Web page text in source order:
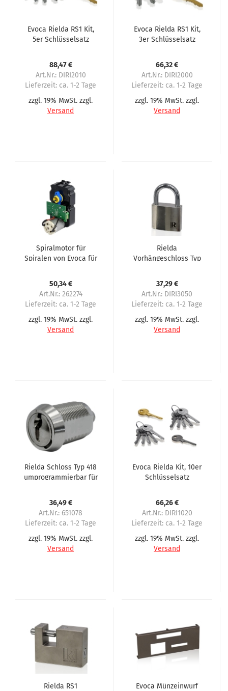
Evoca Rielda RS1 Kit,
5er Schlüsselsatz
88,47 €
Art.Nr.: DIRI2010
Lieferzeit: ca. 1-2 Tage
zzgl. 19% MwSt. zzgl.
Versand
Evoca Rielda RS1 Kit,
3er Schlüsselsatz
66,32 €
Art.Nr.: DIRI2000
Lieferzeit: ca. 1-2 Tage
zzgl. 19% MwSt. zzgl.
Versand
Spiralmotor für
Spiralen von Evoca für
50,34 €
Art.Nr.: 262274
Lieferzeit: ca. 1-2 Tage
zzgl. 19% MwSt. zzgl.
Versand
Rielda
Vorhängeschloss Typ
37,29 €
Art.Nr.: DIRI3050
Lieferzeit: ca. 1-2 Tage
zzgl. 19% MwSt. zzgl.
Versand
Rielda Schloss Typ 418
umprogrammierbar für
36,49 €
Art.Nr.: 651078
Lieferzeit: ca. 1-2 Tage
zzgl. 19% MwSt. zzgl.
Versand
Evoca Rielda Kit, 10er
Schlüsselsatz
66,26 €
Art.Nr.: DIRI1020
Lieferzeit: ca. 1-2 Tage
zzgl. 19% MwSt. zzgl.
Versand
Rielda RS1
Evoca Münzeinwurf